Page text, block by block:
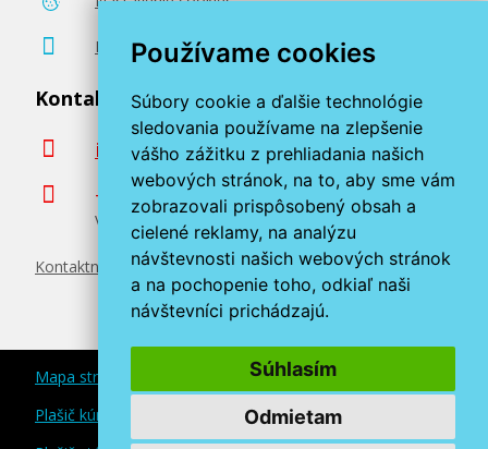
Používame cookies
Súbory cookie a ďalšie technológie
sledovania používame na zlepšenie
vášho zážitku z prehliadania našich
webových stránok, na to, aby sme vám
zobrazovali prispôsobený obsah a
cielené reklamy, na analýzu
návštevnosti našich webových stránok
a na pochopenie toho, odkiaľ naši
návštevníci prichádzajú.
Súhlasím
Odmietam
Poradenstvo zadarmo
Kontaktujte nás
info@miroluk.sk
+420 377 222 313
Volajte v pracovné dni od 8. do 17. hod.
Kontaktné údaje
Mapa stránok
Plašič kún a myší